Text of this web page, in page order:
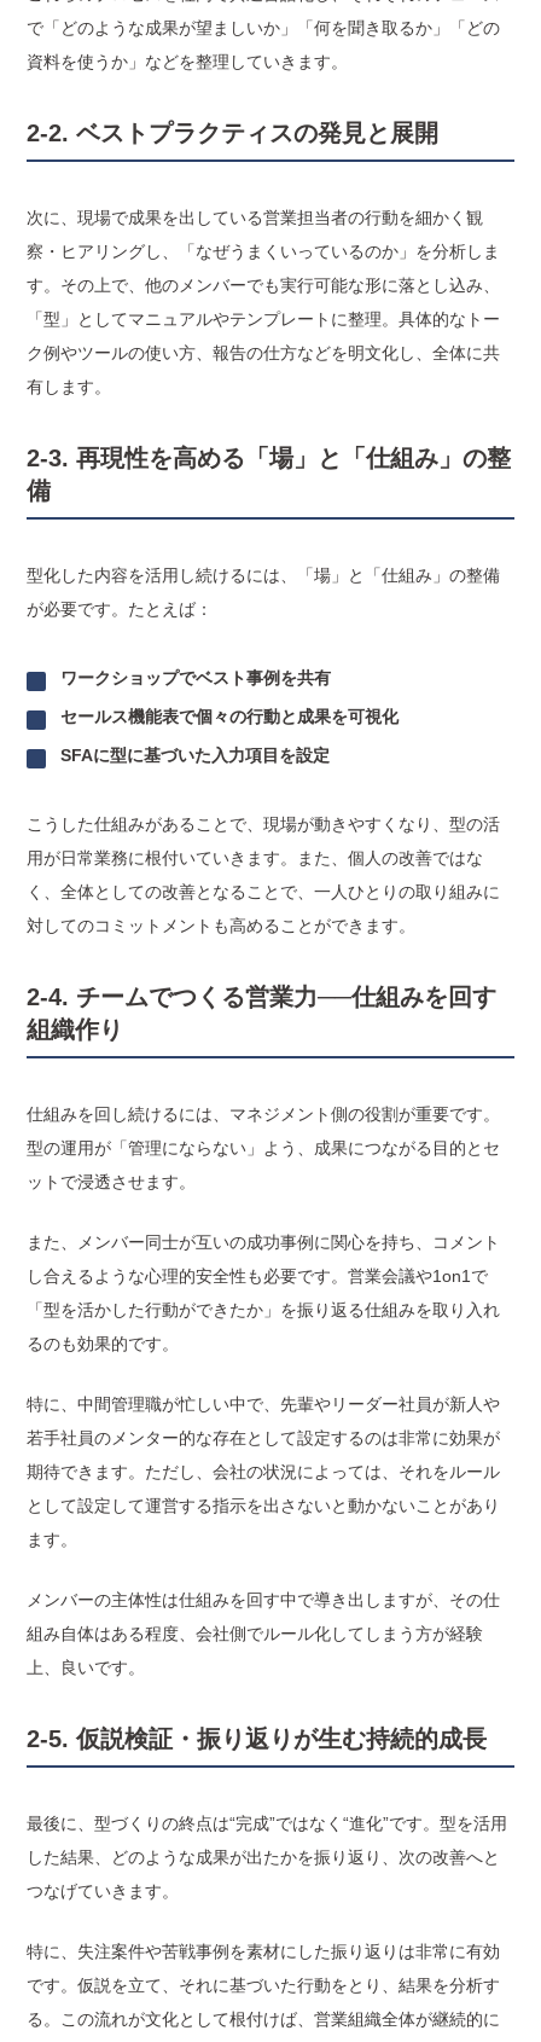
で「どのような成果が望ましいか」「何を聞き取るか」「どの
資料を使うか」などを整理していきます。
2-2. ベストプラクティスの発見と展開
次に、現場で成果を出している営業担当者の行動を細かく観
察・ヒアリングし、「なぜうまくいっているのか」を分析しま
す。その上で、他のメンバーでも実行可能な形に落とし込み、
「型」としてマニュアルやテンプレートに整理。具体的なトー
ク例やツールの使い方、報告の仕方などを明文化し、全体に共
有します。
2-3. 再現性を高める「場」と「仕組み」の整
備
型化した内容を活用し続けるには、「場」と「仕組み」の整備
が必要です。たとえば：
ワークショップでベスト事例を共有
セールス機能表で個々の行動と成果を可視化
SFAに型に基づいた入力項目を設定
こうした仕組みがあることで、現場が動きやすくなり、型の活
用が日常業務に根付いていきます。また、個人の改善ではな
く、全体としての改善となることで、一人ひとりの取り組みに
対してのコミットメントも高めることができます。
2-4. チームでつくる営業力──仕組みを回す
組織作り
仕組みを回し続けるには、マネジメント側の役割が重要です。
型の運用が「管理にならない」よう、成果につながる目的とセ
ットで浸透させます。
また、メンバー同士が互いの成功事例に関心を持ち、コメント
し合えるような心理的安全性も必要です。営業会議や1on1で
「型を活かした行動ができたか」を振り返る仕組みを取り入れ
るのも効果的です。
特に、中間管理職が忙しい中で、先輩やリーダー社員が新人や
若手社員のメンター的な存在として設定するのは非常に効果が
期待できます。ただし、会社の状況によっては、それをルール
として設定して運営する指示を出さないと動かないことがあり
ます。
メンバーの主体性は仕組みを回す中で導き出しますが、その仕
組み自体はある程度、会社側でルール化してしまう方が経験
上、良いです。
2-5. 仮説検証・振り返りが生む持続的成長
最後に、型づくりの終点は“完成”ではなく“進化”です。型を活用
した結果、どのような成果が出たかを振り返り、次の改善へと
つなげていきます。
特に、失注案件や苦戦事例を素材にした振り返りは非常に有効
です。仮説を立て、それに基づいた行動をとり、結果を分析す
る。この流れが文化として根付けば、営業組織全体が継続的に